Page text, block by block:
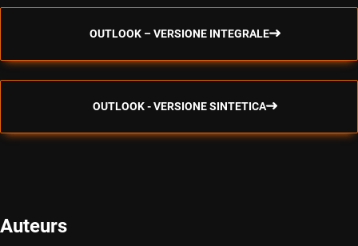
OUTLOOK – VERSIONE INTEGRALE
OUTLOOK - VERSIONE SINTETICA
Auteurs